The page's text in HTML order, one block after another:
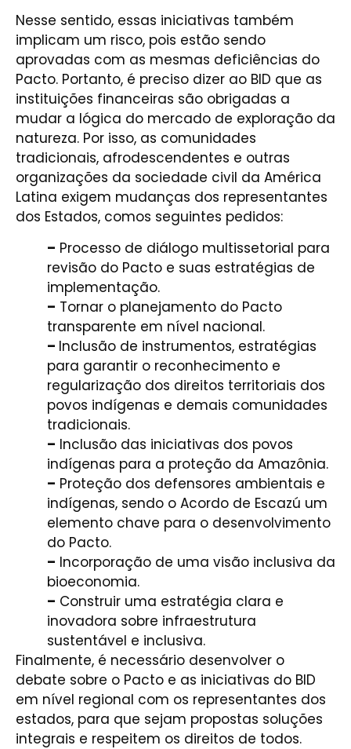
Nesse sentido, essas iniciativas também
implicam um risco, pois estão sendo
aprovadas com as mesmas deficiências do
Pacto. Portanto, é preciso dizer ao BID que as
instituições financeiras são obrigadas a
mudar a lógica do mercado de exploração da
natureza. Por isso, as comunidades
tradicionais, afrodescendentes e outras
organizações da sociedade civil da América
Latina exigem mudanças dos representantes
dos Estados, comos seguintes pedidos:
– Processo de diálogo multissetorial para
revisão do Pacto e suas estratégias de
implementação.
– Tornar o planejamento do Pacto
transparente em nível nacional.
– Inclusão de instrumentos, estratégias
para garantir o reconhecimento e
regularização dos direitos territoriais dos
povos indígenas e demais comunidades
tradicionais.
– Inclusão das iniciativas dos povos
indígenas para a proteção da Amazônia.
– Proteção dos defensores ambientais e
indígenas, sendo o Acordo de Escazú um
elemento chave para o desenvolvimento
do Pacto.
– Incorporação de uma visão inclusiva da
bioeconomia.
– Construir uma estratégia clara e
inovadora sobre infraestrutura
sustentável e inclusiva.
Finalmente, é necessário desenvolver o
debate sobre o Pacto e as iniciativas do BID
em nível regional com os representantes dos
estados, para que sejam propostas soluções
integrais e respeitem os direitos de todos.